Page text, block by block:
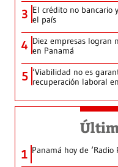
3 El crédito no bancario
el país
4 Diez empresas logran
en Panamá
5 ‘Viabilidad no es
recuperación laboral
1 Panamá hoy de